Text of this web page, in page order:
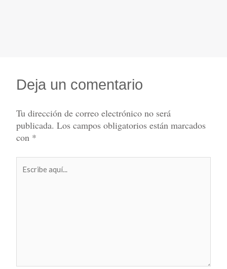
Deja un comentario
Tu dirección de correo electrónico no será
publicada. Los campos obligatorios están marcados
con *
aquí...